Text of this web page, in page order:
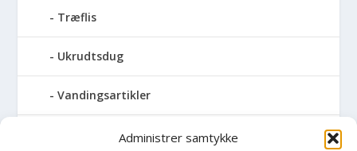
Administrer samtykke
Træflis
Ukrudtsdug
Vandingsartikler
Vandslanger